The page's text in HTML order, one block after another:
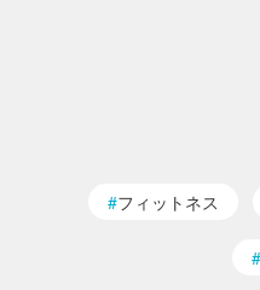
フィットネス